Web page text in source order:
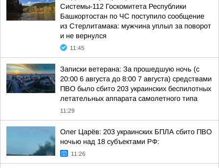
Системы-112 Госкомитета Республики
Башкортостан по ЧС поступило сообщение
из Стерлитамака: мужчина уплыл за поворот
и не вернулся
11:45
Записки ветерана: За прошедшую ночь (с
20:00 6 августа до 8:00 7 августа) средствами
ПВО было сбито 203 украинских беспилотных
летательных аппарата самолетного типа
11:29
Олег Царёв: 203 украинских БПЛА сбито ПВО
ночью над 18 субъектами РФ:
11:26